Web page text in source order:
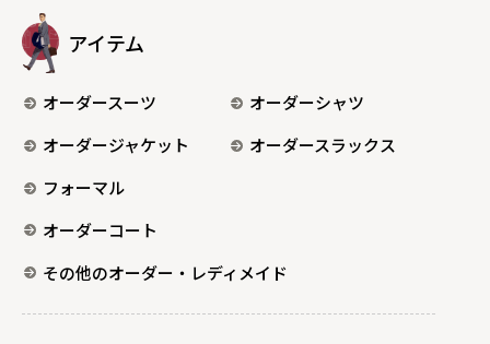
アイテム
オーダースーツ
オーダーシャツ
オーダージャケット
オーダースラックス
フォーマル
オーダーコート
その他のオーダー・レディメイド